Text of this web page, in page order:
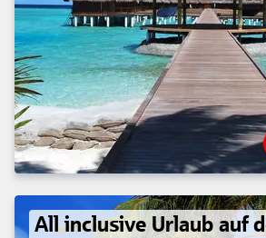
All inclusive Urlaub auf